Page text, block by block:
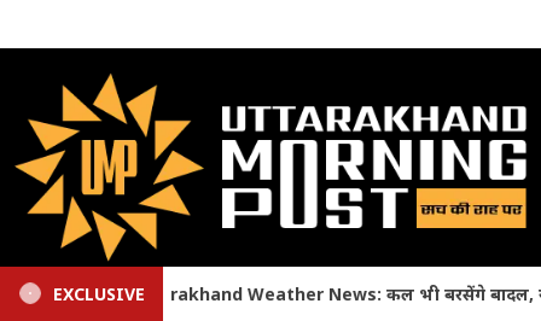
About
EXCLUSIVE
बरसेंगे बादल, येलो अलर्ट; इस जिले में स्कूलों में अवकाश घोषित